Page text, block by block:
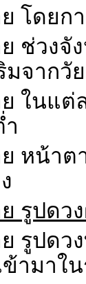
โดยก
ช่วงจั
มจากวั
ในแต่
หน้าต
รูปดว
รูปดว
ข้ามาใ